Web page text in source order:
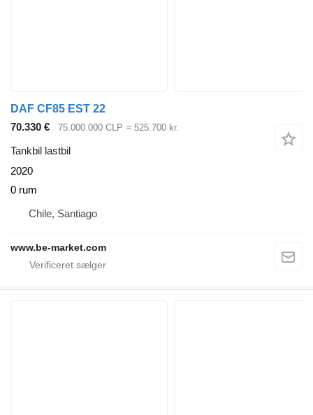
DAF CF85 EST 22
70.330 €
75.000.000 CLP ≈ 525.700 kr.
Tankbil lastbil
2020
0 rum
Chile, Santiago
www.be-market.com